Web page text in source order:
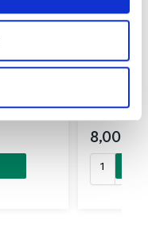
Mama Pa-lo
8,00